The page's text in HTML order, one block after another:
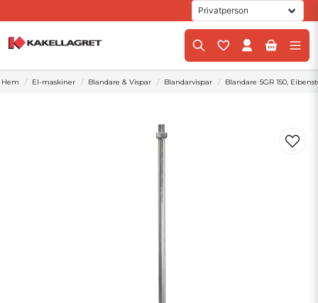
Hem El-maskiner Blandare & Vispar Blandarvispar Blandare SGR 150,